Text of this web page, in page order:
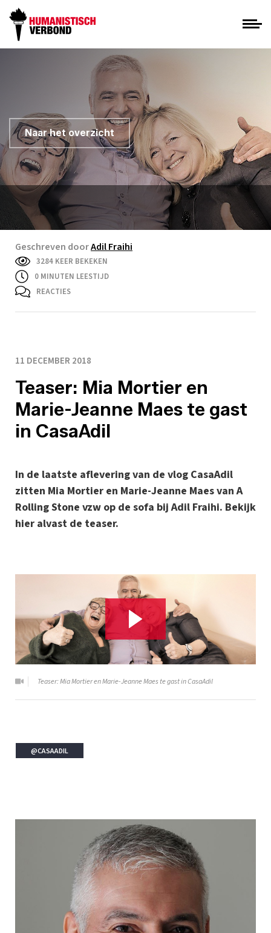
Naar het overzicht
Geschreven doorAdil Fraihi
3284 KEER BEKEKEN
0 MINUTEN LEESTIJD
REACTIES
11 DECEMBER 2018
Teaser: Mia Mortier en
Marie-Jeanne Maes te gast
in CasaAdil
In de laatste aflevering van de vlog CasaAdil
zitten Mia Mortier en Marie-Jeanne Maes van A
Rolling Stone vzw op de sofa bij Adil Fraihi. Bekijk
hier alvast de teaser.
Teaser: Mia Mortier en Marie-Jeanne Maes te gast in CasaAdil
@CASAADIL